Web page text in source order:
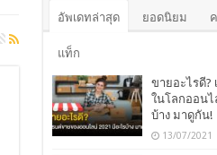
อัพเดทล่าสุด ยอดนิยม
แท็ก
ขายอะไรดี?
ในโลกออนไ
บ้าง มาดูกัน!
13/07/2021